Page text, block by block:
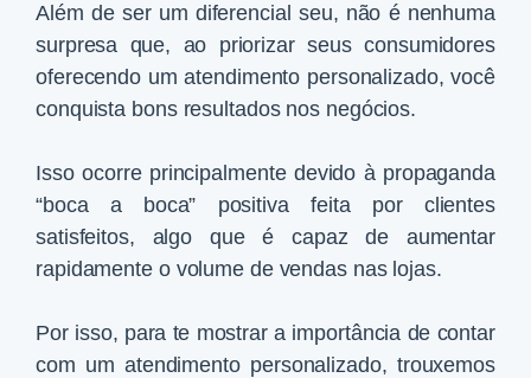
Além de ser um diferencial seu, não é nenhuma
surpresa que, ao priorizar seus consumidores
oferecendo um atendimento personalizado, você
conquista bons resultados nos negócios.
Isso ocorre principalmente devido à propaganda
“boca a boca” positiva feita por clientes
satisfeitos, algo que é capaz de aumentar
rapidamente o volume de vendas nas lojas.
Por isso, para te mostrar a importância de contar
com um atendimento personalizado, trouxemos